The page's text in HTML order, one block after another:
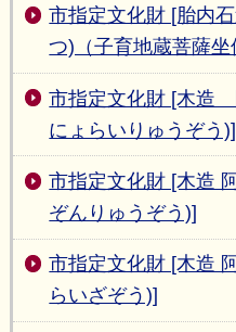
市指定文化財 [胎内
つ)（子育地蔵菩薩坐
市指定文化財 [木造
にょらいりゅうぞう)]
市指定文化財 [木造
ぞんりゅうぞう)]
市指定文化財 [木造
らいざぞう)]